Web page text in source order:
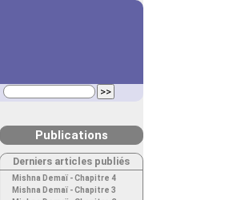
Publications
Derniers articles publiés
Mishna Demaï - Chapitre 4
Mishna Demaï - Chapitre 3